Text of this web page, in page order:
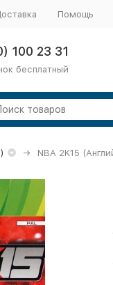
Помощь
100 23 31
бесплатный
NBA 2K15